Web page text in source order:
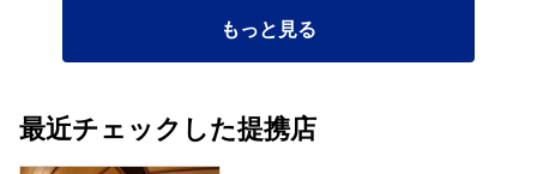
もっと見る
最近チェックした提携店